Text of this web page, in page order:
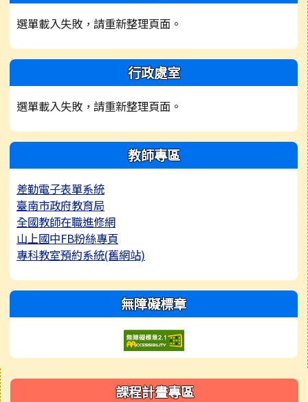
選單載入失敗，請重新整理頁面。
行政處室
選單載入失敗，請重新整理頁面。
教師專區
差勤電子表單系統
臺南市政府教育局
全國教師在職進修網
山上國中FB粉絲專頁
專科教室預約系統(舊網站)
無障礙標章
右邊區域內容 課程計畫專區